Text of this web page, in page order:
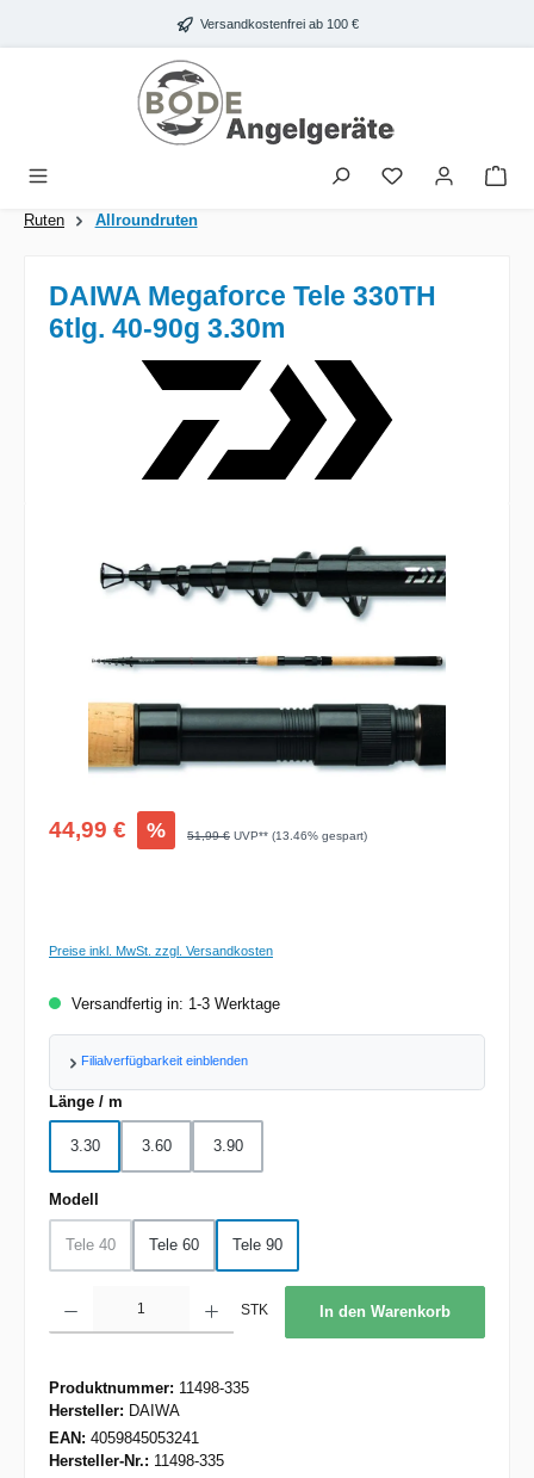
Zum Hauptinhalt springen Versandkostenfrei ab 100 €
Ruten Allroundruten
DAIWA Megaforce Tele 330TH
6tlg. 40-90g 3.30m
Verkaufspreis:
44,99 € % Regulärer Preis:
51,99 € UVP** (13.46% gespart)
Preise inkl. MwSt. zzgl. Versandkosten
Versandfertig in: 1-3 Werktage
Filialverfügbarkeit einblenden
Länge / m
3.30 3.60 3.90
Modell
Tele 40
(Diese Option ist zurzeit nicht verfügbar.)
Tele 60 Tele 90
STK In den Warenkorb
Produktnummer: 11498-335
Hersteller: DAIWA
EAN: 4059845053241
Hersteller-Nr.: 11498-335